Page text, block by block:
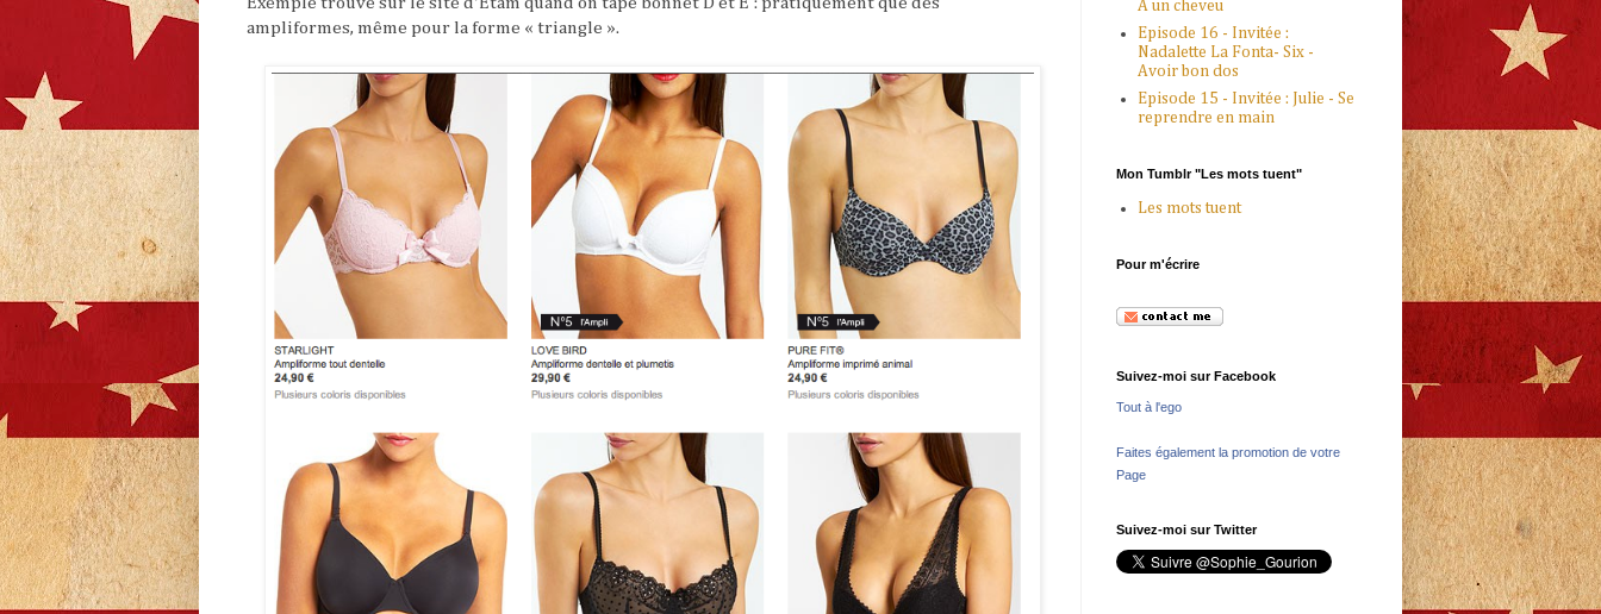
ampliformes, même pour la forme « triangle ».
A un cheveu
Episode 16 - Invitée :
Nadalette La Fonta- Six -
Avoir bon dos
Episode 15 - Invitée : Julie - Se
reprendre en main
Mon Tumblr "Les mots tuent"
Les mots tuent
Pour m'écrire
Suivez-moi sur Facebook
Tout à l'ego
Faites également la promotion de votre
Page
Suivez-moi sur Twitter